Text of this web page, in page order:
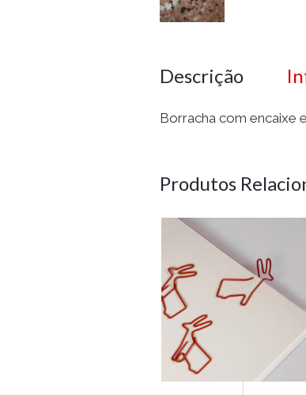
Descrição
Borracha com encaixe
Produtos